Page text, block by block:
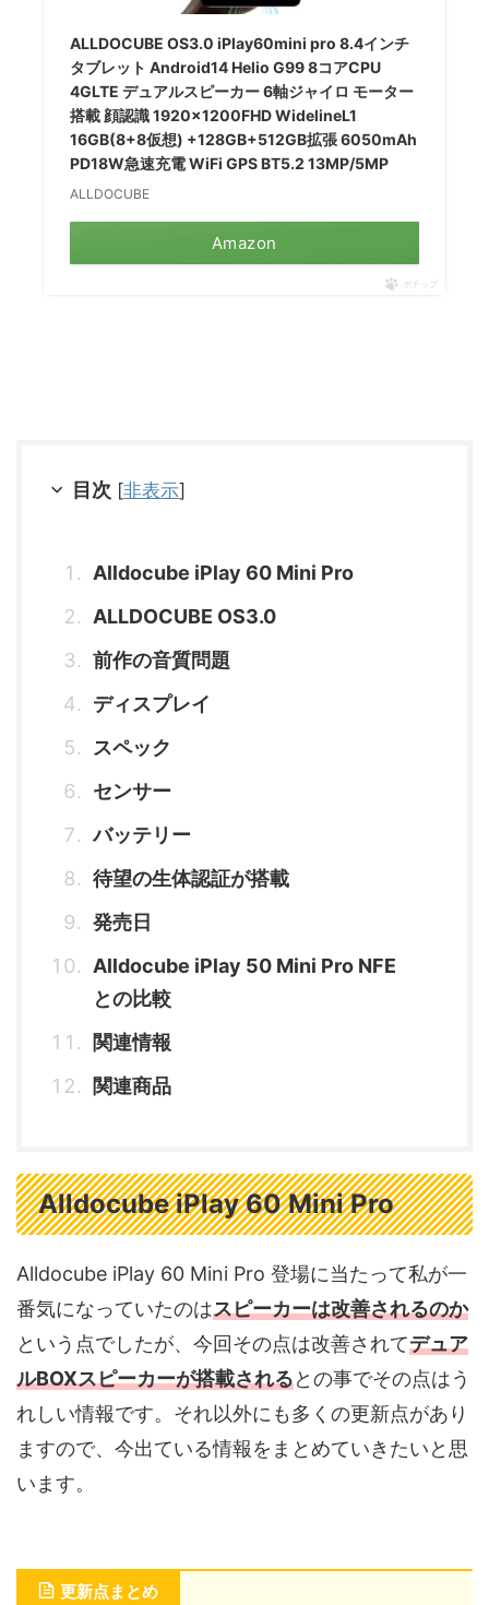
ALLDOCUBE OS3.0 iPlay60mini pro 8.4インチ
タブレット Android14 Helio G99 8コアCPU
4GLTE デュアルスピーカー 6軸ジャイロ モーター
搭載 顔認識 1920×1200FHD WidelineL1
16GB(8+8仮想) +128GB+512GB拡張 6050mAh
PD18W急速充電 WiFi GPS BT5.2 13MP/5MP
ALLDOCUBE
Amazon
ポチップ
目次 [非表示]
Alldocube iPlay 60 Mini Pro
ALLDOCUBE OS3.0
前作の音質問題
ディスプレイ
スペック
センサー
バッテリー
待望の生体認証が搭載
発売日
Alldocube iPlay 50 Mini Pro NFE
との比較
関連情報
関連商品
Alldocube iPlay 60 Mini Pro
Alldocube iPlay 60 Mini Pro 登場に当たって私が一
番気になっていたのはスピーカーは改善されるのか
という点でしたが、今回その点は改善されてデュア
ルBOXスピーカーが搭載されるとの事でその点はう
れしい情報です。それ以外にも多くの更新点があり
ますので、今出ている情報をまとめていきたいと思
います。
更新点まとめ